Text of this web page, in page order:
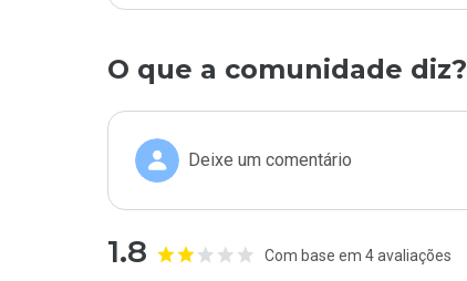
O que a comunidade diz?
Deixe um comentário
1.8 Com base em 4 avaliações